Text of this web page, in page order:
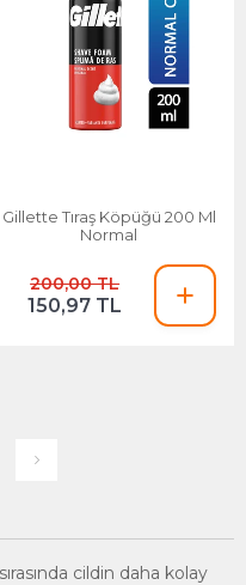
Gillette Tıraş Köpüğü 200 Ml
Normal
200,00 TL
150,97 TL
cildin daha kolay